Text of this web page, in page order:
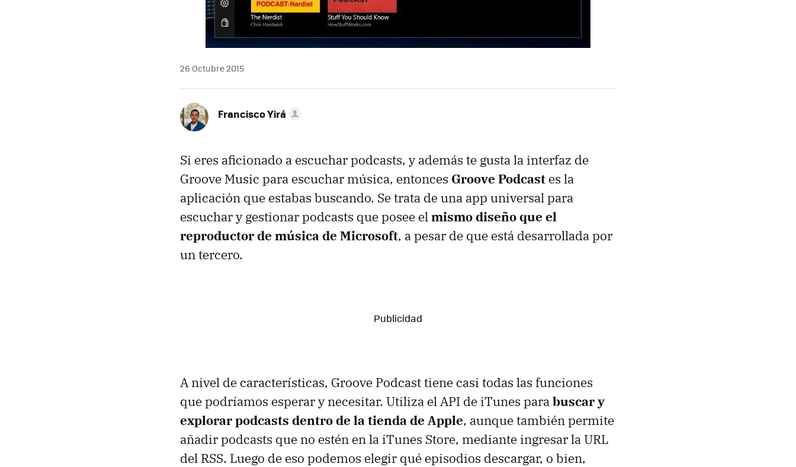
26 Octubre 2015
Francisco Yirá
Si eres aficionado a escuchar podcasts, y además te gusta la interfaz de
Groove Music para escuchar música, entonces Groove Podcast es la
aplicación que estabas buscando. Se trata de una app universal para
escuchar y gestionar podcasts que posee elmismo diseño que el
reproductor de música de Microsoft, a pesar de que está desarrollada por
un tercero.
A nivel de características, Groove Podcast tiene casi todas las funciones
que podríamos esperar y necesitar. Utiliza el API de iTunes parabuscar y
explorar podcasts dentro de la tienda de Apple, aunque también permite
añadir podcasts que no estén en la iTunes Store, mediante ingresar la URL
del RSS. Luego de eso podemos elegir qué episodios descargar, o bien,